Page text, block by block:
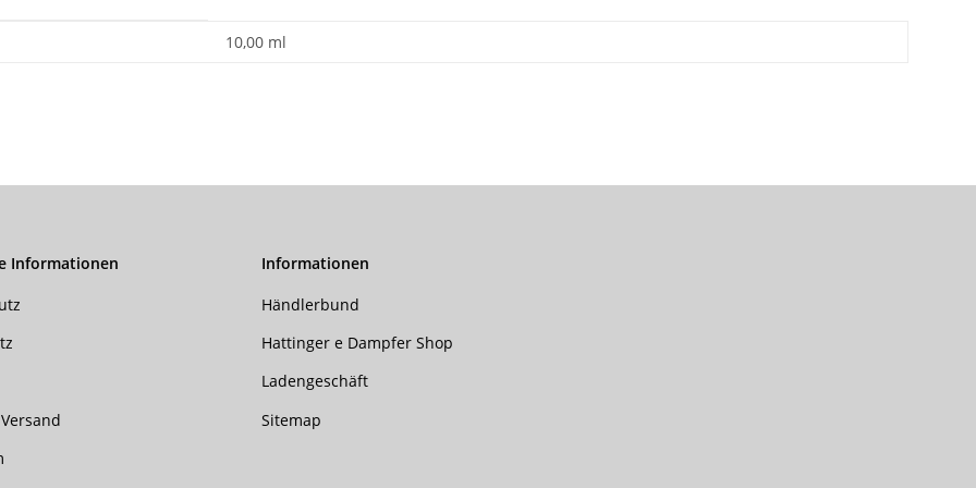
10,00 ml
Informationen Informationen
Händlerbund
Hattinger e Dampfer Shop
Ladengeschäft
Sitemap